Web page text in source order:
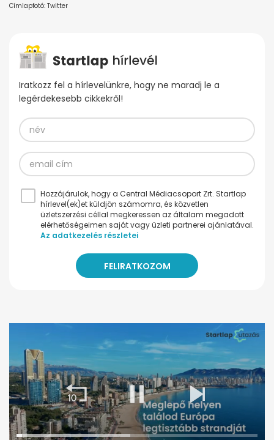
Címlapfotó: Twitter
Iratkozz fel a hírlevelünkre, hogy ne maradj le a
legérdekesebb cikkekről!
Hozzájárulok, hogy a Central Médiacsoport Zrt. Startlap
hírlevel(ek)et küldjön számomra, és közvetlen
üzletszerzési céllal megkeressen az általam megadott
elérhetőségeimen saját vagy üzleti partnerei ajánlatával.
Az adatkezelés részletei